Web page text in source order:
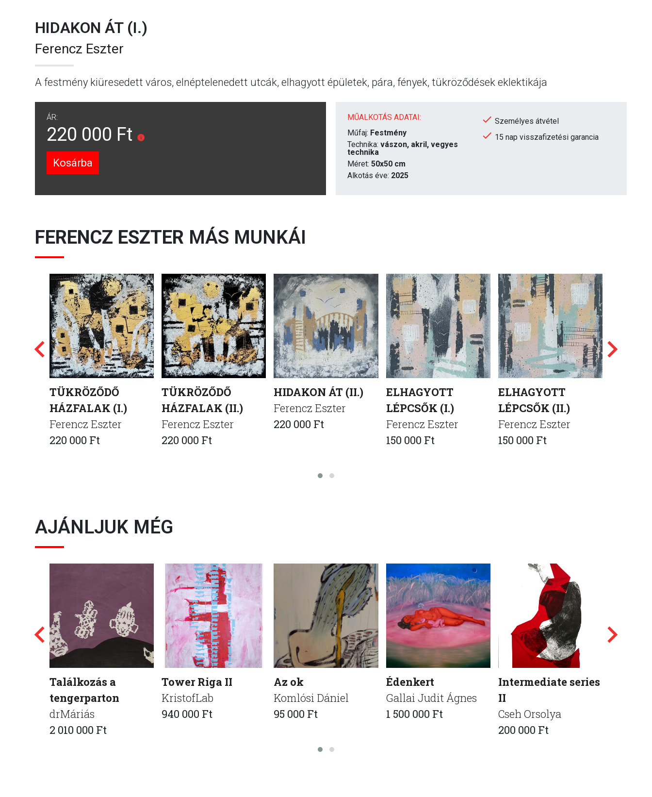
HIDAKON ÁT (I.)
Ferencz Eszter
A festmény kiüresedett város, elnéptelenedett utcák, elhagyott épületek, pára, fények, tükröződések eklektikája
ÁR:
220 000 Ft
Kosárba
MŰALKOTÁS ADATAI:
Műfaj: Festmény
Technika: vászon, akril, vegyes
technika
Méret: 50x50 cm
Alkotás éve: 2025
Személyes átvétel
15 nap visszafizetési garancia
FERENCZ ESZTER MÁS MUNKÁI
TÜKRÖZŐDŐ
HÁZFALAK (I.)
Ferencz Eszter
220 000 Ft
TÜKRÖZŐDŐ
HÁZFALAK (II.)
Ferencz Eszter
220 000 Ft
HIDAKON ÁT (II.)
Ferencz Eszter
220 000 Ft
ELHAGYOTT
LÉPCSŐK (I.)
Ferencz Eszter
150 000 Ft
ELHAGYOTT
LÉPCSŐK (II.)
Ferencz Eszter
150 000 Ft
AJÁNLJUK MÉG
Találkozás a
tengerparton
drMáriás
2 010 000 Ft
Tower Riga II
KristofLab
940 000 Ft
Az ok
Komlósi Dániel
95 000 Ft
Édenkert
Gallai Judit Ágnes
1 500 000 Ft
Intermediate series
II
Cseh Orsolya
200 000 Ft